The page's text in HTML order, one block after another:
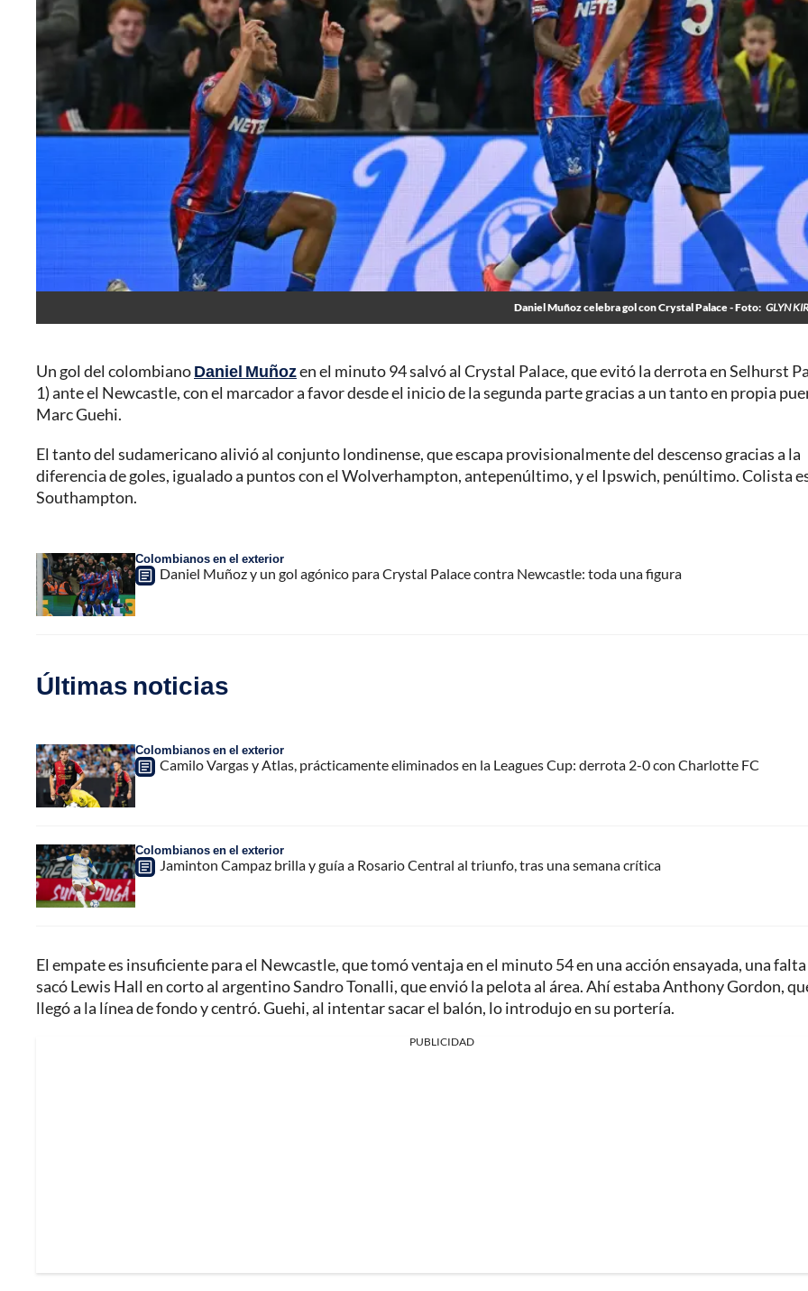
Daniel Muñoz celebra gol con Crystal Palace - Foto: GLYN
Un gol del colombianoDaniel Muñozen el minuto 94 salvó al Crystal Palace, que evitó la derrota en Selhurst
1) ante el Newcastle, con el marcador a favor desde el inicio de la segunda parte gracias a un tanto en propia
Marc Guehi.
El tanto del sudamericano alivió al conjunto londinense, que escapa provisionalmente del descenso gracias a la
diferencia de goles, igualado a puntos con el Wolverhampton, antepenúltimo, y el Ipswich, penúltimo. Colista
Southampton.
Colombianos en el exterior
Daniel Muñoz y un gol agónico para Crystal Palace contra Newcastle: toda una figura
Últimas noticias
Colombianos en el exterior
Camilo Vargas y Atlas, prácticamente eliminados en la Leagues Cup: derrota 2-0 con Charlotte FC
Colombianos en el exterior
Jaminton Campaz brilla y guía a Rosario Central al triunfo, tras una semana crítica
El empate es insuficiente para el Newcastle, que tomó ventaja en el minuto 54 en una acción ensayada, una
sacó Lewis Hall en corto al argentino Sandro Tonalli, que envió la pelota al área. Ahí estaba Anthony Gordon,
llegó a la línea de fondo y centró. Guehi, al intentar sacar el balón, lo introdujo en su portería.
PUBLICIDAD